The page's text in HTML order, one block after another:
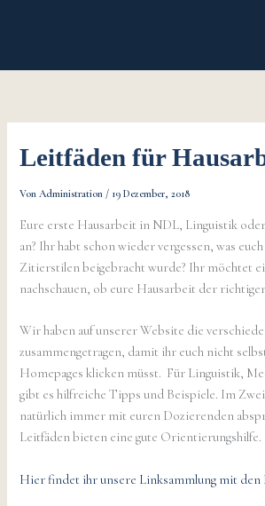
Leitfäden für
VonAdministration / 19 Dezember, 2018
Eure erste Hausarbeit in NDL, Linguistik
an? Ihr habt schon wieder vergessen, was
Zitierstilen beigebracht wurde? Ihr möchtet
nachschauen, ob eure Hausarbeit der
Wir haben auf unserer Website die
zusammengetragen, damit ihr euch nicht
Homepages klicken müsst. Für Linguistik,
gibt es hilfreiche Tipps und Beispiele. Im
natürlich immer mit euren Dozierenden
Leitfäden bieten eine gute Orientierungshilfe.
Hier findet ihr unsere Linksammlung mit den